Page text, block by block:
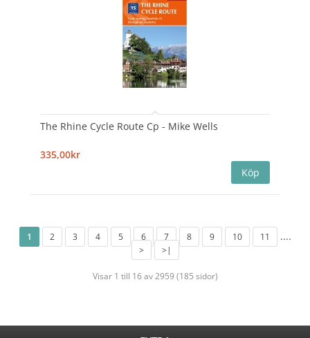
The Rhine Cycle Route Cp - Mike Wells
335,00kr
1 2 3 4 5 6 7 8 9 10 11 ....
> >|
Visar 1 till 16 av 2959 (185 sidor)